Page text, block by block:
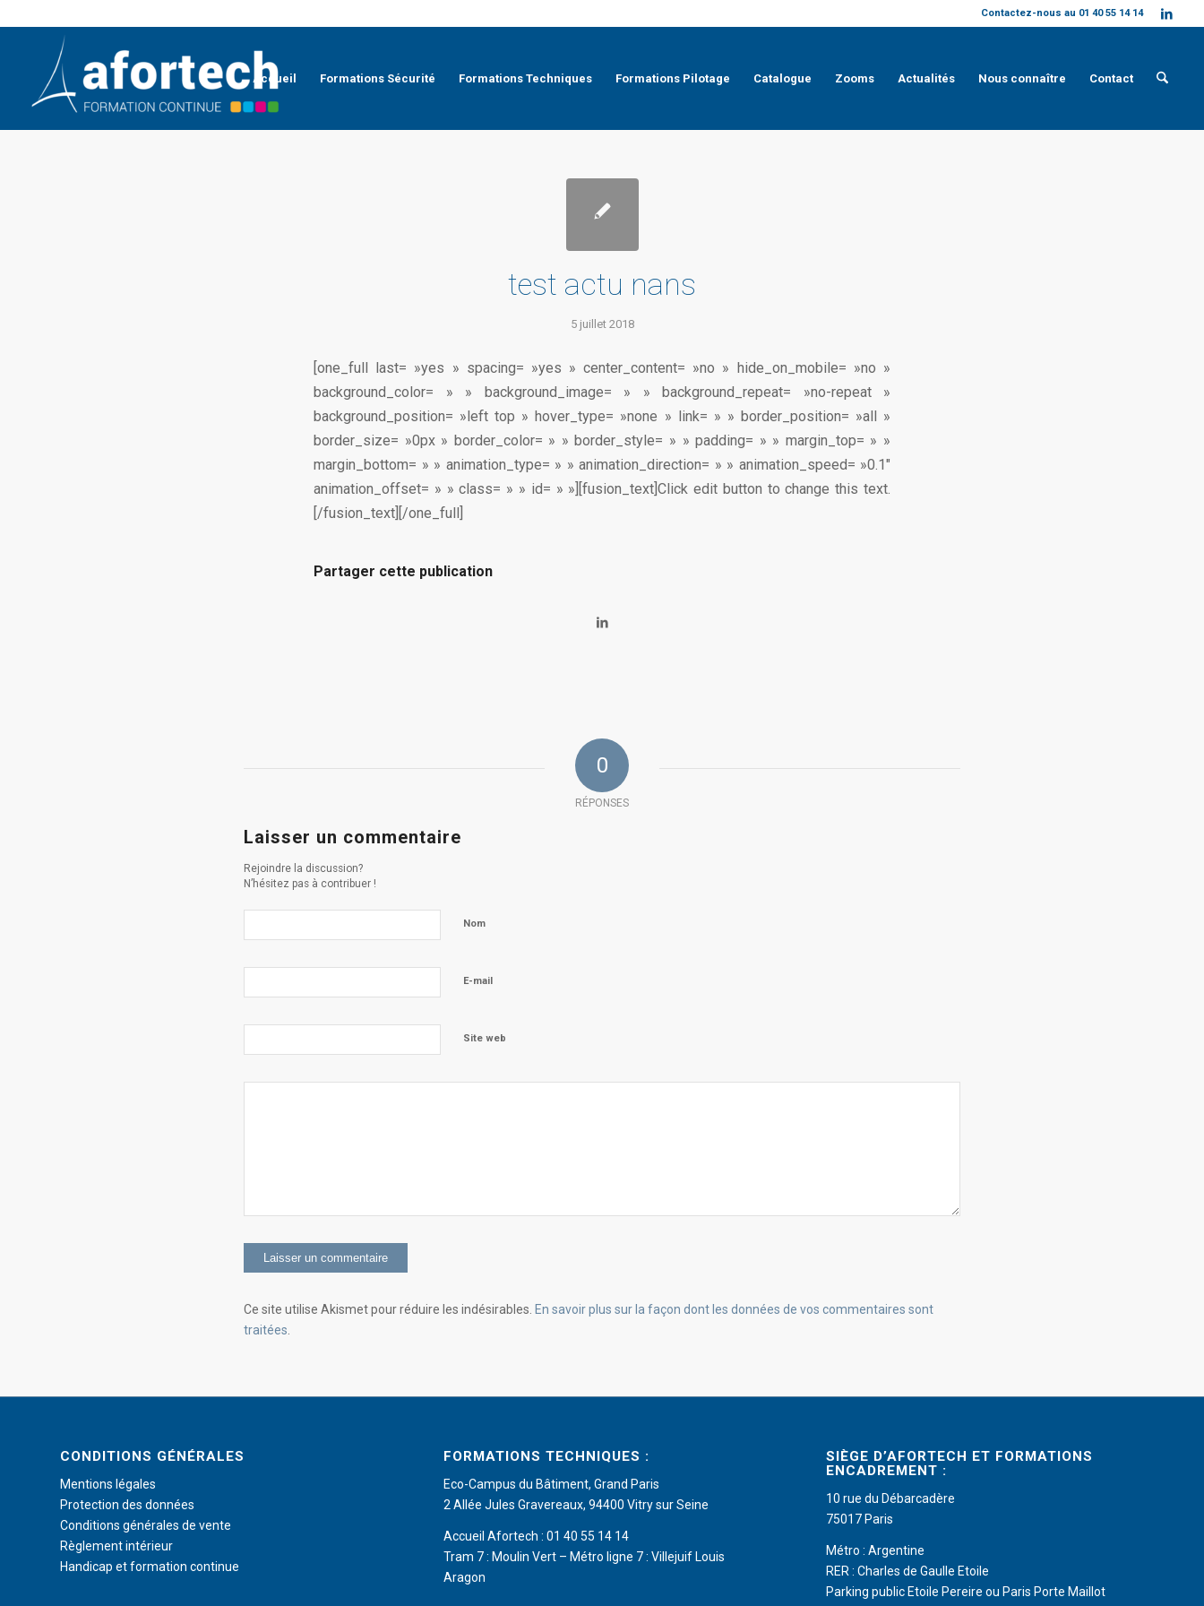
Contactez-nous au 01 40 55 14 14
Accueil Formations Sécurité Formations Techniques Formations Pilotage Catalogue Zooms Actualités Nous connaître Contact
test actu nans
5 juillet 2018
[one_full last= »yes » spacing= »yes » center_content= »no » hide_on_mobile= »no »
background_color= » » background_image= » » background_repeat= »no-repeat »
background_position= »left top » hover_type= »none » link= » » border_position= »all »
border_size= »0px » border_color= » » border_style= » » padding= » » margin_top= » »
margin_bottom= » » animation_type= » » animation_direction= » » animation_speed= »0.1″
animation_offset= » » class= » » id= » »][fusion_text]Click edit button to change this text.
[/fusion_text][/one_full]
Partager cette publication
0
RÉPONSES
Laisser un commentaire
Rejoindre la discussion?
N’hésitez pas à contribuer !
Nom
E-mail
Site web
Ce site utilise Akismet pour réduire les indésirables. En savoir plus sur la façon dont les données de vos commentaires sont
traitées.
CONDITIONS GÉNÉRALES
Mentions légales
Protection des données
Conditions générales de vente
Règlement intérieur
Handicap et formation continue
FORMATIONS TECHNIQUES :
Eco-Campus du Bâtiment, Grand Paris
2 Allée Jules Gravereaux, 94400 Vitry sur Seine
Accueil Afortech : 01 40 55 14 14
Tram 7 : Moulin Vert – Métro ligne 7 : Villejuif Louis
Aragon
SIÈGE D’AFORTECH ET FORMATIONS
ENCADREMENT :
10 rue du Débarcadère
75017 Paris
Métro : Argentine
RER : Charles de Gaulle Etoile
Parking public Etoile Pereire ou Paris Porte Maillot